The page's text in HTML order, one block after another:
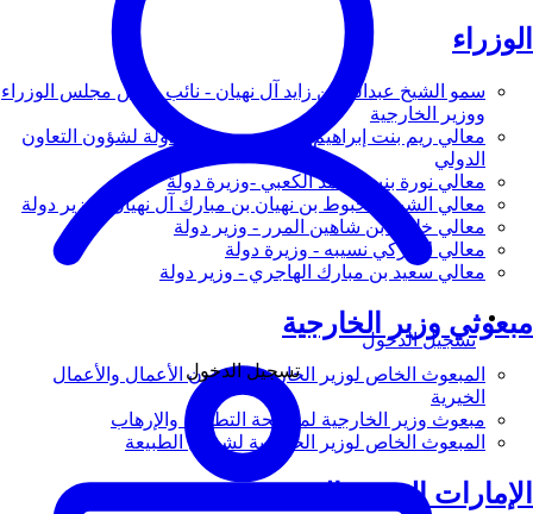
الوزراء
سمو الشيخ عبدالله بن زايد آل نهيان - نائب رئيس مجلس الوزراء
ووزير الخارجية
معالي ريم بنت إبراهيم الهاشمي - وزيرة دولة لشؤون التعاون
الدولي
معالي نورة بنت محمد الكعبي -وزيرة دولة
معالي الشيخ شخبوط بن نهيان بن مبارك آل نهيان - وزير دولة
معالي خليفة بن شاهين المرر - وزير دولة
معالي لانا زكي نسيبه - وزيرة دولة
معالي سعيد بن مبارك الهاجري - وزير دولة
مبعوثي وزير الخارجية
المبعوث الخاص لوزير الخارجية لشؤون الأعمال والأعمال
الخيرية
مبعوث وزير الخارجية لمكافحة التطرف والإرهاب
المبعوث الخاص لوزير الخارجية لشؤون الطبيعة
الإمارات العربية المتحدة
تسجيل الدخول
تسجيل الدخول